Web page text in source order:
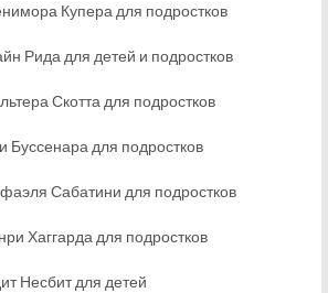
Купера для подростков
Рида для детей и подростков
Скотта для подростков
Буссенара для подростков
Сабатини для подростков
Хаггарда для подростков
Несбит для детей